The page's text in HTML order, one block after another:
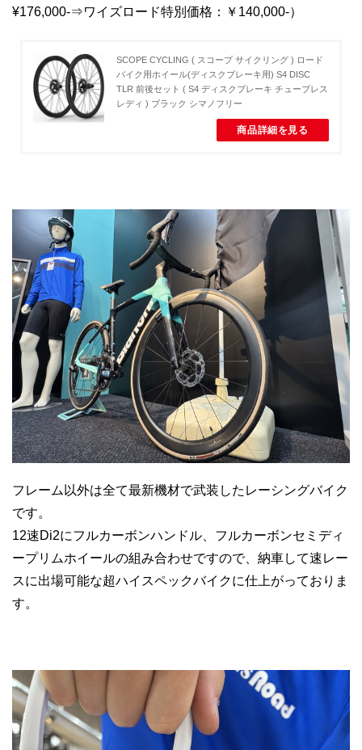
¥176,000-⇒ワイズロード特別価格：￥140,000-）
SCOPE CYCLING ( スコープ サイクリング ) ロード
バイク用ホイール(ディスクブレーキ用) S4 DISC
TLR 前後セット ( S4 ディスクブレーキ チューブレス
レディ ) ブラック シマノフリー
商品詳細を見る
フレーム以外は全て最新機材で武装したレーシングバイク
です。
12速Di2にフルカーボンハンドル、フルカーボンセミディ
ープリムホイールの組み合わせですので、納車して速レー
スに出場可能な超ハイスペックバイクに仕上がっておりま
す。